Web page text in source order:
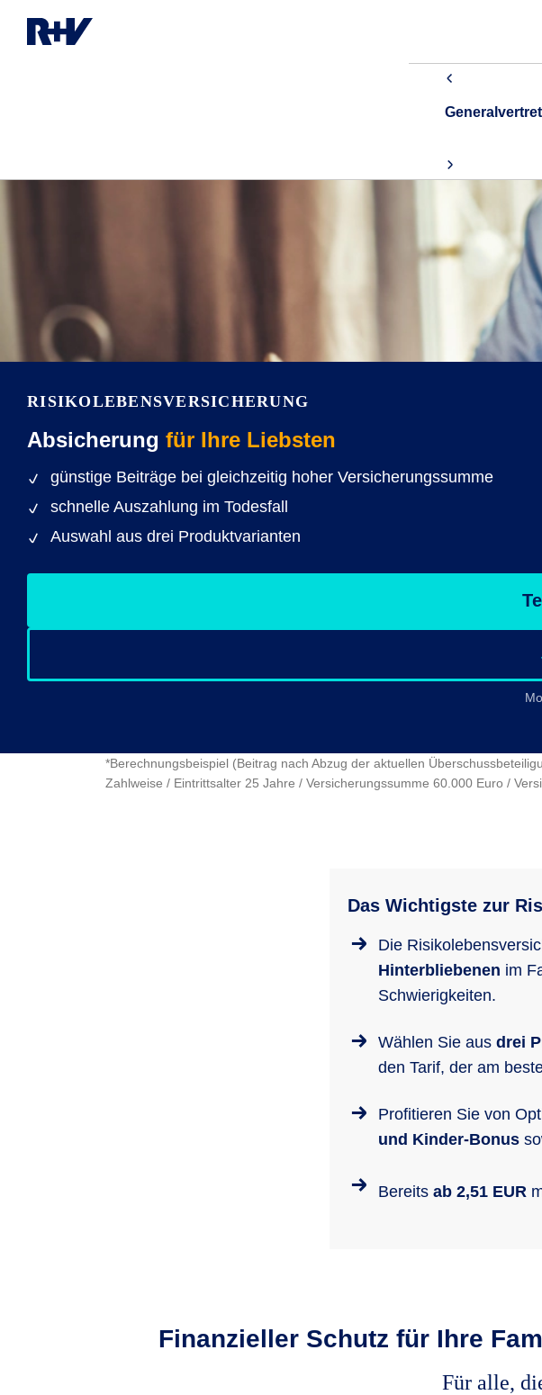
RISIKOLEBENS­VERSICHERUNG
Absicherung für Ihre Liebsten
günstige Beiträge bei gleichzeitig hoher Versicherungssumme
schnelle Auszahlung im Todesfall
Auswahl aus drei Produktvarianten
*Berechnungsbeispiel (Beitrag nach Abzug der aktuellen
Zahlweise / Eintrittsalter 25 Jahre / Versicherungssumme 60.000 Euro /
Das Wichtigste zur
Die
Hinterbliebenen im
Schwierigkeiten.
Wählen Sie aus drei
den Tarif, der am
Profitieren Sie von
und Kinder-Bonus
Bereits ab 2,51 EUR
Finanzieller Schutz für Ihre
Für alle,